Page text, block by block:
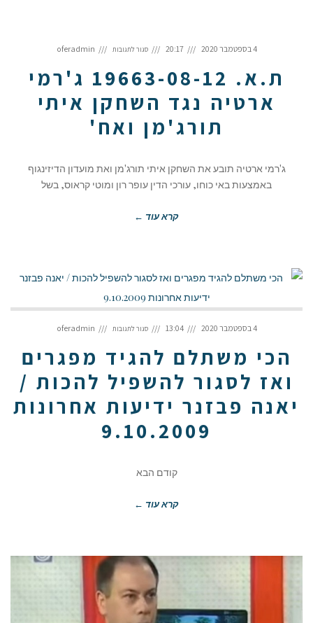
4 בספטמבר 2020 20:17 סגור לתגובות ת.א.
19663-
ארטיה
נגד
השחקן
ואח'
oferadmin
ת.א. 19663-08-12 ג'רמי
ארטיה נגד השחקן איתי
תורג'מן ואח'
ג'רמי ארטיה תובע את השחקן איתי תורג'מן ואת מועדון הדיזינגוף
באמצעות באי כוחו, עורכי הדין עופר רון ומוטי קראוס, בשל
קרא עוד ←
4 בספטמבר 2020 13:04 סגור לתגובות הכי
משתלם
לסגור
להשפיל
להכות
יאנה
פבזנר
ידיעות
oferadmin
הכי משתלם להגיד מפגרים
ואז לסגור להשפיל להכות /
יאנה פבזנר ידיעות אחרונות
9.10.2009
קודם הבא
קרא עוד ←